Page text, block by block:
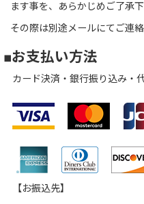
ます事を、あらかじめご了承下
その際は別途メールにてご連絡
■お支払い方法
カード決済・銀行振り込み・
【お振込先】